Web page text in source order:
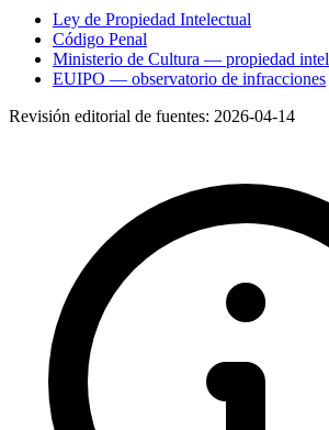
Ley de Propiedad Intelectual
Código Penal
Ministerio de Cultura — propiedad
EUIPO — observatorio de infracciones
Revisión editorial de fuentes: 2026-04-14